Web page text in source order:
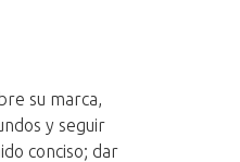
su marca,
y seguir
conciso; dar